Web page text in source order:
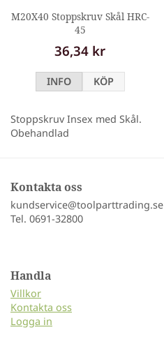
M20X40 Stoppskruv Skål HRC-
45
36,34 kr
INFO KÖP
Stoppskruv Insex med Skål.
Obehandlad
Kontakta oss
kundservice@toolparttrading.se
Tel. 0691-32800
Handla
Villkor
Kontakta oss
Logga in